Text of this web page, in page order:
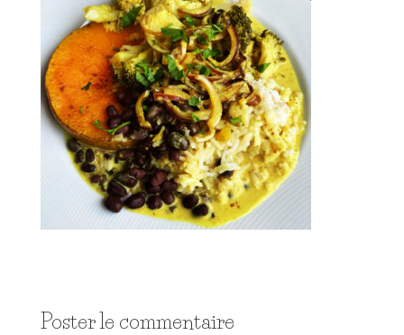
Poster le commentaire